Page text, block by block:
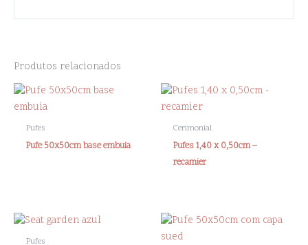
Produtos relacionados
Pufes
Pufe 50x50cm base embuia
Cerimonial
Pufes 1,40 x 0,50cm –
recamier
Pufes